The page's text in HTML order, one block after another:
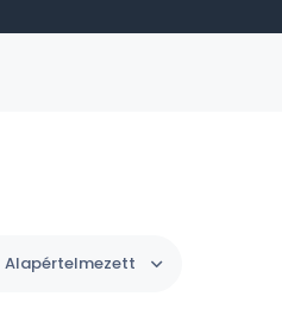
Alapértelmezett